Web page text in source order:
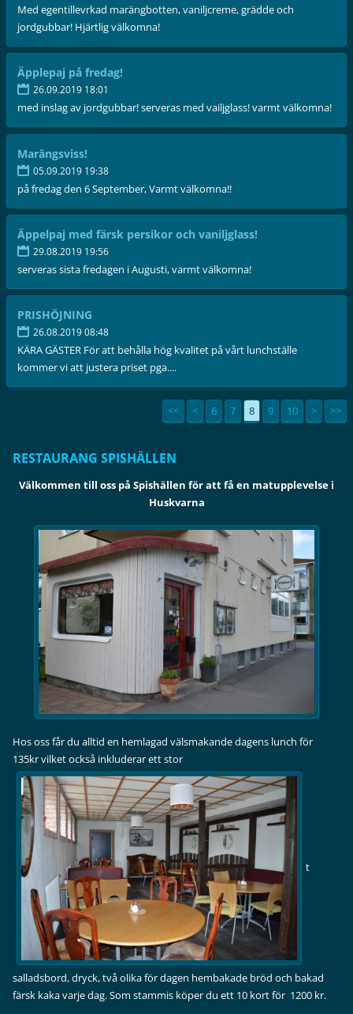
Med egentillevrkad marängbotten, vaniljcreme, grädde och
jordgubbar! Hjärtlig välkomna!
Äpplepaj på fredag!
26.09.2019 18:01
med inslag av jordgubbar! serveras med vailjglass! varmt välkomna!
Marängsviss!
05.09.2019 19:38
på fredag den 6 September, Varmt välkomna!!
Äppelpaj med färsk persikor och vaniljglass!
29.08.2019 19:56
serveras sista fredagen i Augusti, varmt välkomna!
PRISHÖJNING
26.08.2019 08:48
KÄRA GÄSTER För att behålla hög kvalitet på vårt lunchställe
kommer vi att justera priset pga....
<< < 6 7 8 9 10 > >>
RESTAURANG SPISHÄLLEN
Välkommen till oss på Spishällen för att få en matupplevelse i
Huskvarna
Hos oss får du alltid en hemlagad välsmakande dagens lunch för
135kr vilket också inkluderar ett stor
t
salladsbord, dryck, två olika för dagen hembakade bröd och bakad
färsk kaka varje dag. Som stammis köper du ett 10 kort för 1200 kr.